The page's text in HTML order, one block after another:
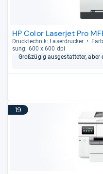
HP Color Laserjet Pro
Druck­tech­nik: Laser­dru­cker
sung: 600 x 600 dpi
Groß­zü­gig aus­ge­stat­te­ter, aber
19